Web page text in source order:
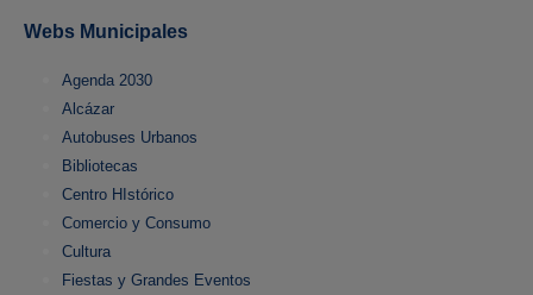
Webs Municipales
Agenda 2030
Alcázar
Autobuses Urbanos
Bibliotecas
Centro HIstórico
Comercio y Consumo
Cultura
Fiestas y Grandes Eventos